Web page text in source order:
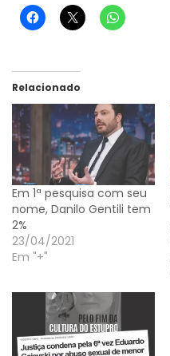
Relacionado
Em 1ª pesquisa com seu
nome, Danilo Gentili tem
2%
23/04/2021
Em "+"